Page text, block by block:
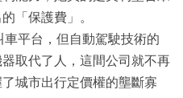
「保護費」。
平台，但自動駕駛技術的
取代了人，這間公司就不再
城市出行定價權的壟斷寡